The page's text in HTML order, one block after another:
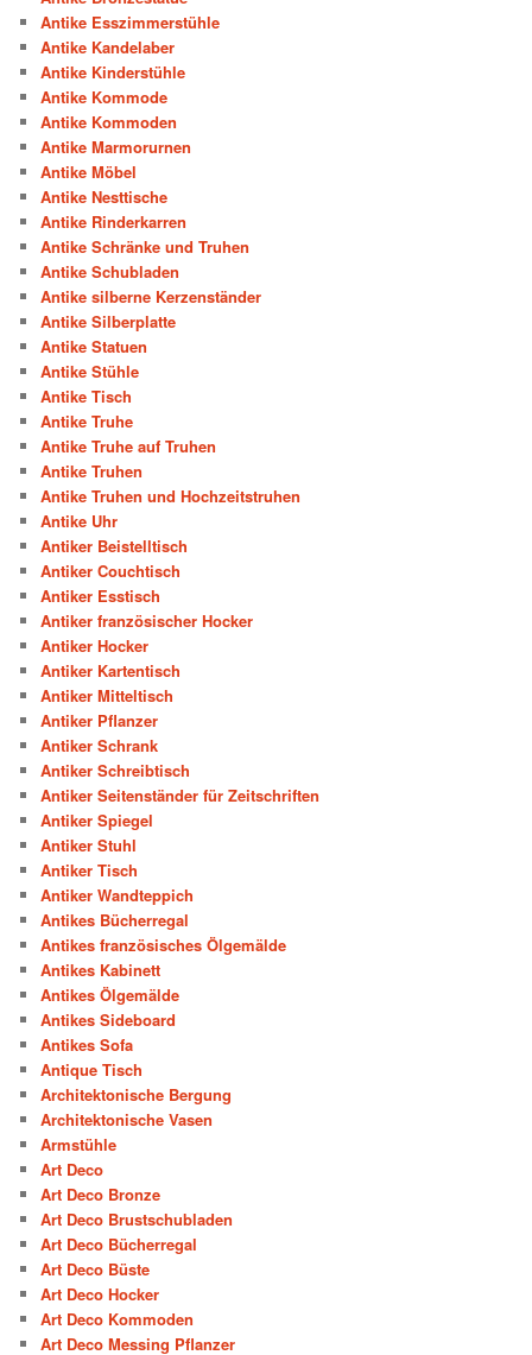
Antike Esszimmerstühle
Antike Kandelaber
Antike Kinderstühle
Antike Kommode
Antike Kommoden
Antike Marmorurnen
Antike Möbel
Antike Nesttische
Antike Rinderkarren
Antike Schränke und Truhen
Antike Schubladen
Antike silberne Kerzenständer
Antike Silberplatte
Antike Statuen
Antike Stühle
Antike Tisch
Antike Truhe
Antike Truhe auf Truhen
Antike Truhen
Antike Truhen und Hochzeitstruhen
Antike Uhr
Antiker Beistelltisch
Antiker Couchtisch
Antiker Esstisch
Antiker französischer Hocker
Antiker Hocker
Antiker Kartentisch
Antiker Mitteltisch
Antiker Pflanzer
Antiker Schrank
Antiker Schreibtisch
Antiker Seitenständer für Zeitschriften
Antiker Spiegel
Antiker Stuhl
Antiker Tisch
Antiker Wandteppich
Antikes Bücherregal
Antikes französisches Ölgemälde
Antikes Kabinett
Antikes Ölgemälde
Antikes Sideboard
Antikes Sofa
Antique Tisch
Architektonische Bergung
Architektonische Vasen
Armstühle
Art Deco
Art Deco Bronze
Art Deco Brustschubladen
Art Deco Bücherregal
Art Deco Büste
Art Deco Hocker
Art Deco Kommoden
Art Deco Messing Pflanzer